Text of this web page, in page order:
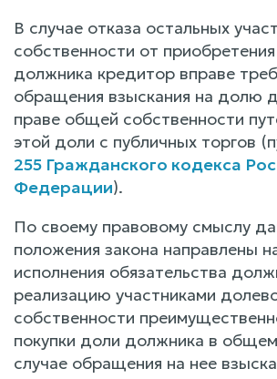
В случае отказа остальных
собственности от
должника кредитор вправе
обращения взыскания на долю
праве общей собственности
этой доли с публичных торгов
255 Гражданского кодекса
Федерации).
По своему правовому смыслу
положения закона направлены
исполнения обязательства
реализацию участниками
собственности
покупки доли должника в
случае обращения на нее